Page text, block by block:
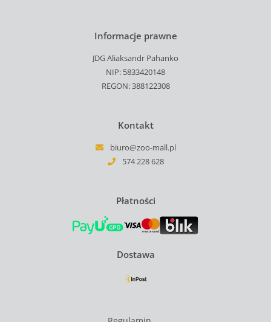
Informacje prawne
JDG Aliaksandr Pahanko
NIP: 5833420148
REGON: 388122308
Kontakt
biuro@zoo-mall.pl
574 228 628
Płatności
Dostawa